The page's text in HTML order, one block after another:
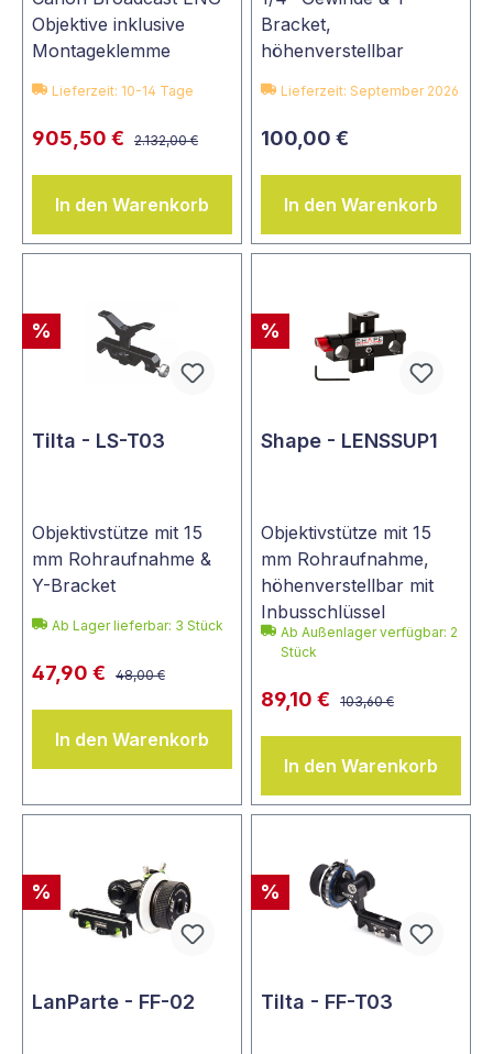
Objektive inklusive
Montageklemme
Lieferzeit: 10-14 Tage
905,50 € 2.132,00 €
In den Warenkorb
Bracket,
höhenverstellbar
Lieferzeit: September 2026
100,00 €
In den Warenkorb
%
Tilta - LS-T03
Objektivstütze mit 15
mm Rohraufnahme &
Y-Bracket
Ab Lager lieferbar: 3 Stück
47,90 € 48,00 €
In den Warenkorb
%
Shape - LENSSUP1
Objektivstütze mit 15
mm Rohraufnahme,
höhenverstellbar mit
Inbusschlüssel
Ab Außenlager verfügbar: 2
Stück
89,10 € 103,60 €
In den Warenkorb
%
LanParte - FF-02
%
Tilta - FF-T03